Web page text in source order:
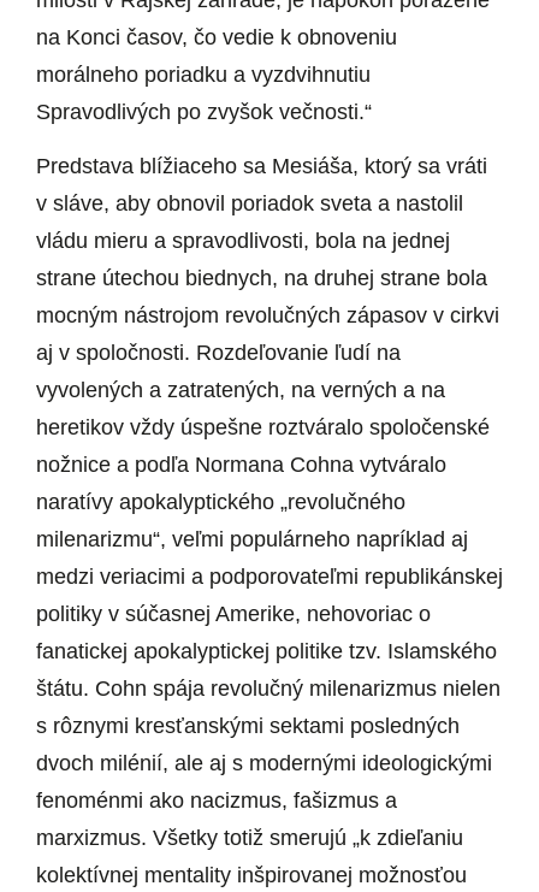
na Konci časov, čo vedie k obnoveniu
morálneho poriadku a vyzdvihnutiu
Spravodlivých po zvyšok večnosti.“
Predstava blížiaceho sa Mesiáša, ktorý sa vráti
v sláve, aby obnovil poriadok sveta a nastolil
vládu mieru a spravodlivosti, bola na jednej
strane útechou biednych, na druhej strane bola
mocným nástrojom revolučných zápasov v cirkvi
aj v spoločnosti. Rozdeľovanie ľudí na
vyvolených a zatratených, na verných a na
heretikov vždy úspešne roztváralo spoločenské
nožnice a podľa Normana Cohna vytváralo
naratívy apokalyptického „revolučného
milenarizmu“, veľmi populárneho napríklad aj
medzi veriacimi a podporovateľmi republikánskej
politiky v súčasnej Amerike, nehovoriac o
fanatickej apokalyptickej politike tzv. Islamského
štátu. Cohn spája revolučný milenarizmus nielen
s rôznymi kresťanskými sektami posledných
dvoch milénií, ale aj s modernými ideologickými
fenoménmi ako nacizmus, fašizmus a
marxizmus. Všetky totiž smerujú „k zdieľaniu
kolektívnej mentality inšpirovanej možnosťou